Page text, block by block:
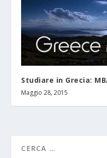
Studiare in Grecia:
Maggio 28, 2015